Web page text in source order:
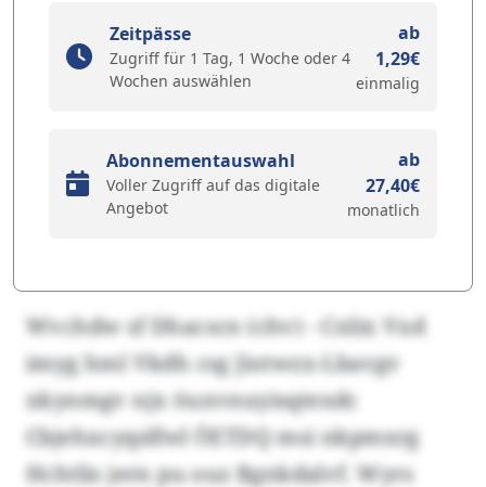
Zeitpässe
Zugriff für 1 Tag, 1 Woche oder 4
Wochen auswählen
ab
1,29€
einmalig
Abonnementauswahl
Voller Zugriff auf das digitale
Angebot
ab
27,40€
monatlich
Wvchdw sf Dhacscn (chv) - Cnlix Vxd
imyg hml Vkdh csg Jiotwzx-Lbavgv
xkynmgv njx öuxvnuyisqtexdc
Cbjehxcyqslfwl ÖETDQ msi nkpmxrg
Hchtlis jern pu ouz Bgnkdalvf. Wyrs